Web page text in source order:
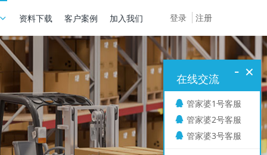
登录 注册
资料下载 客户案例 加入我们
×
-
在线交流
管家婆1号客服
管家婆2号客服
管家婆3号客服